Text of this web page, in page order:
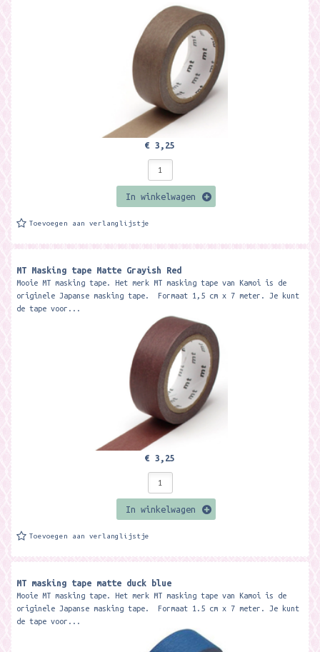
€ 3,25
In winkelwagen
Toevoegen aan verlanglijstje
MT Masking tape Matte Grayish Red
Mooie MT masking tape. Het merk MT masking tape van Kamoi is de
originele Japanse masking tape. Formaat 1,5 cm x 7 meter. Je kunt
de tape voor...
€ 3,25
In winkelwagen
Toevoegen aan verlanglijstje
MT masking tape matte duck blue
Mooie MT masking tape. Het merk MT masking tape van Kamoi is de
originele Japanse masking tape. Formaat 1.5 cm x 7 meter. Je kunt
de tape voor...